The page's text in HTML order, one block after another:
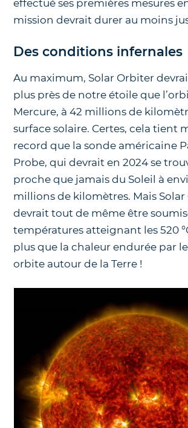
effectué ses premières mesures
mission devrait durer au moins
Des conditions infernales
Au maximum, Solar Orbiter
plus près de notre étoile que
Mercure, à 42 millions de
surface solaire. Certes, cela tient
record que la sonde américaine
Probe, qui devrait en 2024 se
proche que jamais du Soleil à
millions de kilomètres. Mais
devrait tout de même être
températures atteignant les 520
plus que la chaleur endurée par
orbite autour de la Terre !